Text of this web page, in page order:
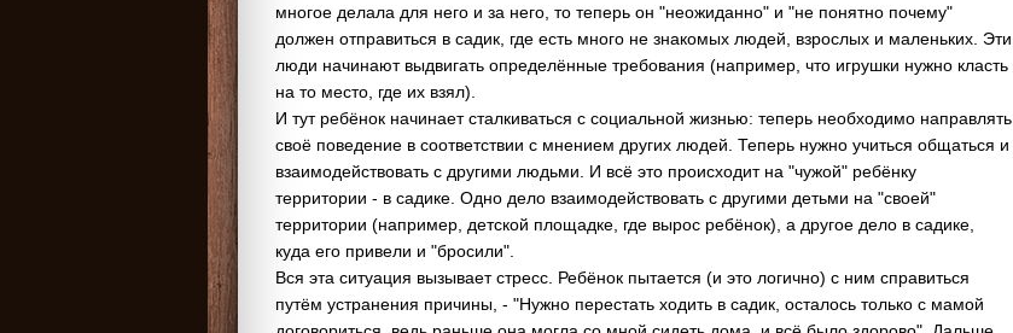
многое делала для него и за него, то теперь он "неожиданно" и "не понятно почему"
должен отправиться в садик, где есть много не знакомых людей, взрослых и маленьких. Эти
люди начинают выдвигать определённые требования (например, что игрушки нужно класть
на то место, где их взял).
И тут ребёнок начинает сталкиваться с социальной жизнью: теперь необходимо направлять
своё поведение в соответствии с мнением других людей. Теперь нужно учиться общаться и
взаимодействовать с другими людьми. И всё это происходит на "чужой" ребёнку
территории - в садике. Одно дело взаимодействовать с другими детьми на "своей"
территории (например, детской площадке, где вырос ребёнок), а другое дело в садике,
куда его привели и "бросили".
Вся эта ситуация вызывает стресс. Ребёнок пытается (и это логично) с ним справиться
путём устранения причины, - "Нужно перестать ходить в садик, осталось только с мамой